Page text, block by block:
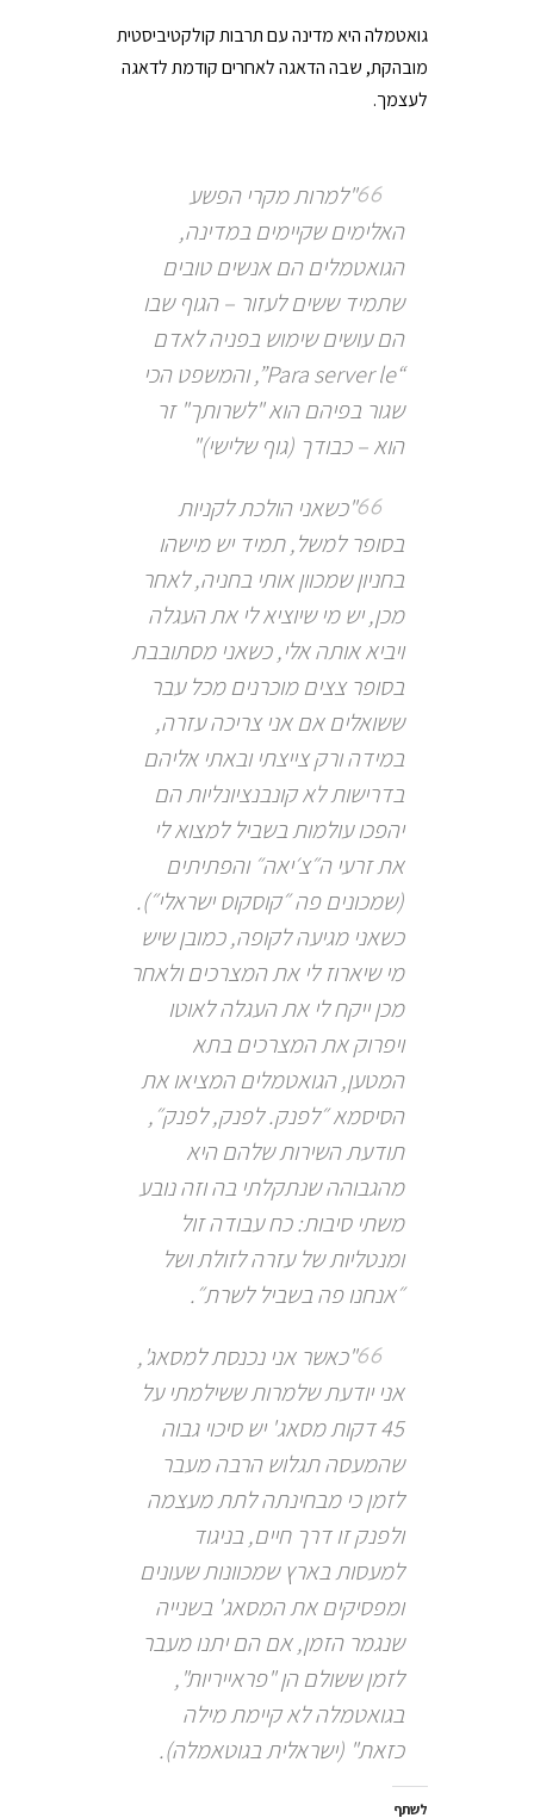
גואטמלה היא מדינה עם תרבות קולקטיביסטית
מובהקת, שבה הדאגה לאחרים קודמת לדאגה
לעצמך.
"למרות מקרי הפשע
האלימים שקיימים במדינה,
הגואטמלים הם אנשים טובים
שתמיד ששים לעזור – הגוף שבו
הם עושים שימוש בפניה לאדם
“Para server le”, והמשפט הכי
שגור בפיהם הוא "לשרותך" זר
הוא – כבודך (גוף שלישי)"
"כשאני הולכת לקניות
בסופר למשל, תמיד יש מישהו
בחניון שמכוון אותי בחניה, לאחר
מכן, יש מי שיוציא לי את העגלה
ויביא אותה אלי, כשאני מסתובבת
בסופר צצים מוכרנים מכל עבר
ששואלים אם אני צריכה עזרה,
במידה ורק צייצתי ובאתי אליהם
בדרישות לא קונבנציונליות הם
יהפכו עולמות בשביל למצוא לי
את זרעי ה״צ׳יאה״ והפתיתים
(שמכונים פה ״קוסקוס ישראלי״).
כשאני מגיעה לקופה, כמובן שיש
מי שיארוז לי את המצרכים ולאחר
מכן ייקח לי את העגלה לאוטו
ויפרוק את המצרכים בתא
המטען, הגואטמלים המציאו את
הסיסמא ״לפנק. לפנק, לפנק״,
תודעת השירות שלהם היא
מהגבוהה שנתקלתי בה וזה נובע
משתי סיבות: כח עבודה זול
ומנטליות של עזרה לזולת ושל
״אנחנו פה בשביל לשרת״.
"כאשר אני נכנסת למסאג',
אני יודעת שלמרות ששילמתי על
45 דקות מסאג' יש סיכוי גבוה
שהמעסה תגלוש הרבה מעבר
לזמן כי מבחינתה לתת מעצמה
ולפנק זו דרך חיים, בניגוד
למעסות בארץ שמכוונות שעונים
ומפסיקים את המסאג' בשנייה
שנגמר הזמן, אם הם יתנו מעבר
לזמן ששולם הן "פראייריות",
בגואטמלה לא קיימת מילה
כזאת" (ישראלית בגוטאמלה).
לשתף